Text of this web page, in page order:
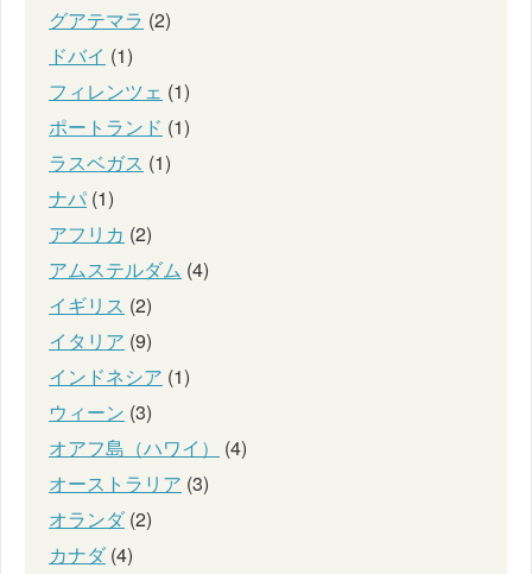
グアテマラ (2)
ドバイ (1)
フィレンツェ (1)
ポートランド (1)
ラスベガス (1)
ナパ (1)
アフリカ (2)
アムステルダム (4)
イギリス (2)
イタリア (9)
インドネシア (1)
ウィーン (3)
オアフ島（ハワイ）
(4)
オーストラリア (3)
オランダ(2)
カナダ(4)